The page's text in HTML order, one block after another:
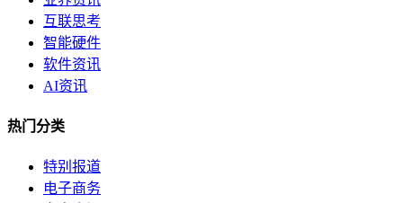
互联思考
智能硬件
软件资讯
AI资讯
热门分类
特别报道
电子商务